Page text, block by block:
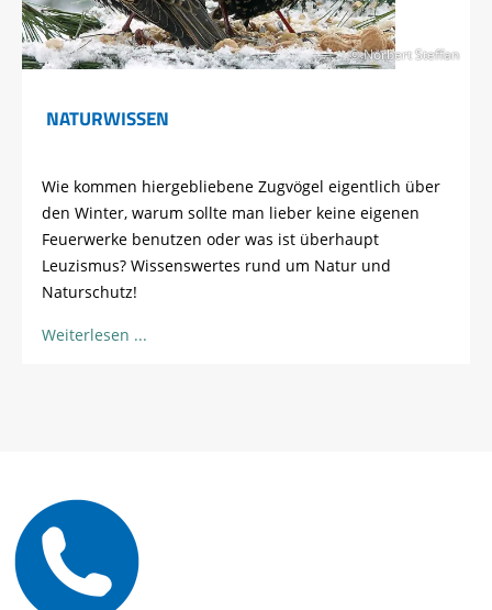
© Norbert Steffan
NATURWISSEN
Wie kommen hiergebliebene Zugvögel eigentlich über
den Winter, warum sollte man lieber keine eigenen
Feuerwerke benutzen oder was ist überhaupt
Leuzismus? Wissenswertes rund um Natur und
Naturschutz!
Weiterlesen